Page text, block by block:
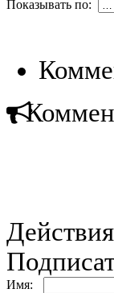
Показывать по:
Действия
Имя: